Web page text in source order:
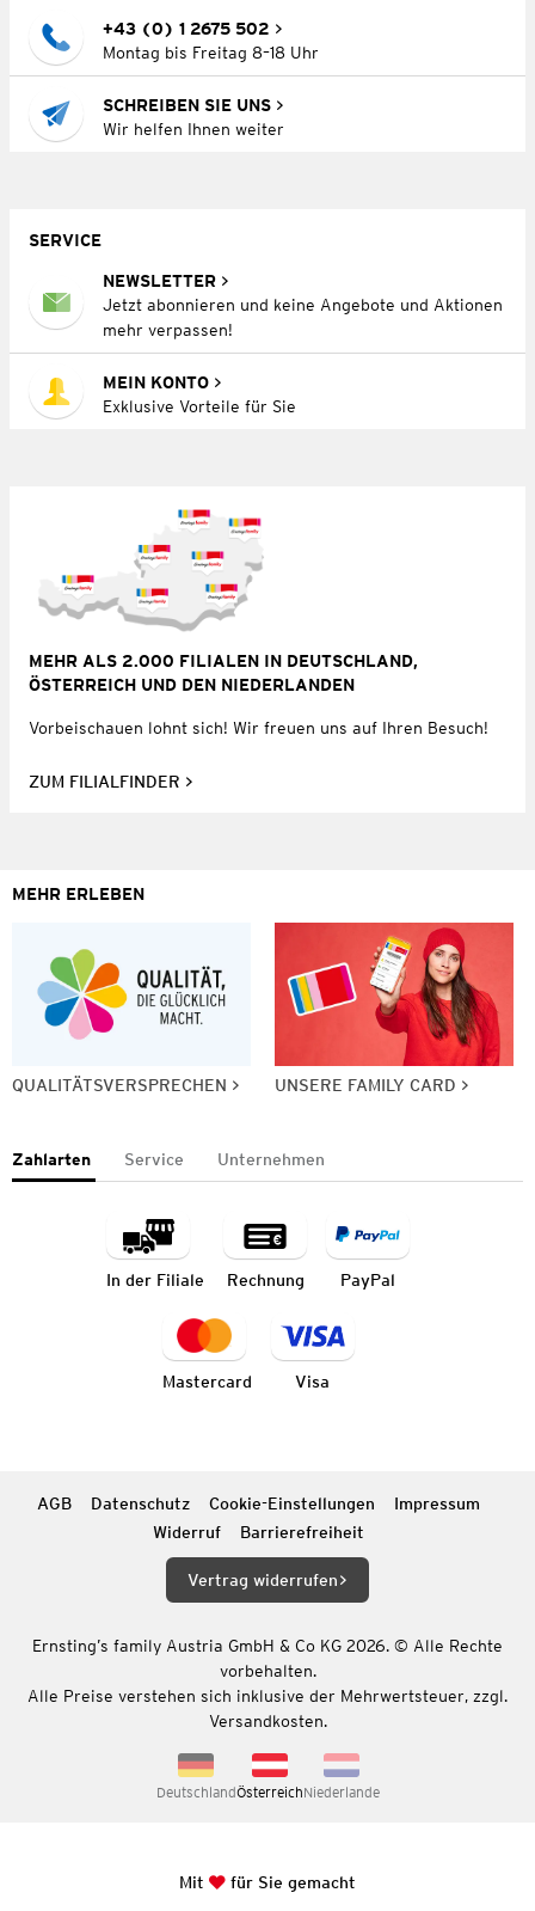
+43 (0) 1 2675 502
Montag bis Freitag 8–18 Uhr
SCHREIBEN SIE UNS
Wir helfen Ihnen weiter
SERVICE
NEWSLETTER
Jetzt abonnieren und keine Angebote und Aktionen
mehr verpassen!
MEIN KONTO
Exklusive Vorteile für Sie
MEHR ALS 2.000 FILIALEN IN DEUTSCHLAND,
ÖSTERREICH UND DEN NIEDERLANDEN
Vorbeischauen lohnt sich! Wir freuen uns auf Ihren Besuch!
ZUM FILIALFINDER
MEHR ERLEBEN
QUALITÄTSVERSPRECHEN UNSERE FAMILY CARD
Zahlarten Service Unternehmen
In der Filiale Rechnung PayPal
Mastercard Visa
AGB Datenschutz Cookie-Einstellungen
Impressum
Widerruf
Barrierefreiheit
Vertrag widerrufen
Ernsting’s family Austria GmbH & Co KG 2026. © Alle Rechte
vorbehalten.
Alle Preise verstehen sich inklusive der Mehrwertsteuer, zzgl.
Versandkosten.
DeutschlandÖsterreichNiederlande
Mit für Sie gemacht